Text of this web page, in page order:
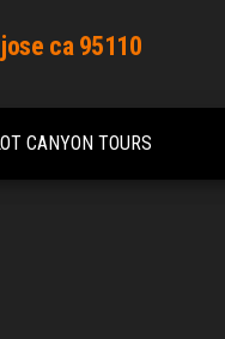
ca 95110
CANYON TOURS